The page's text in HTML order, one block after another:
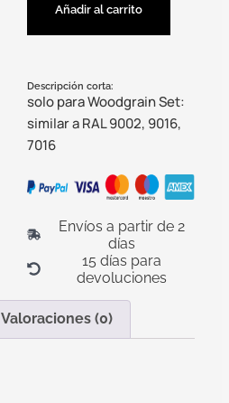
Añadir al carrito
Descripción corta:
solo para Woodgrain Set:
similar a RAL 9002, 9016,
7016
Envíos a partir de 2
días
15 días para
devoluciones
Valoraciones (0)